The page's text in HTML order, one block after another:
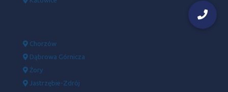
Chorzów
Dąbrowa Górnicza
Żory
Jastrzębie-Zdrój